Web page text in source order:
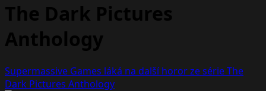
The Dark Pictures
Anthology
Supermassive Games láká na další horor ze série The
Dark Pictures Anthology